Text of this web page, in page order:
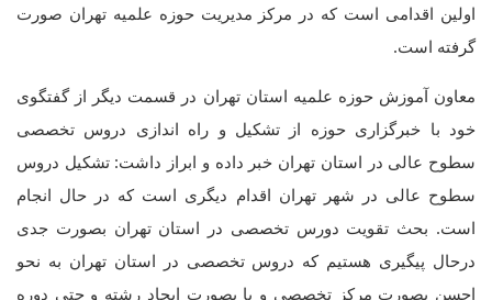
اولین اقدامی است که در مرکز مدیریت حوزه علمیه تهران صورت
گرفته است.
معاون آموزش حوزه علمیه استان تهران در قسمت دیگر از گفتگوی
خود با خبرگزاری حوزه از تشکیل و راه اندازی دروس تخصصی
سطوح عالی در استان تهران خبر داده و ابراز داشت: تشکیل دروس
سطوح عالی در شهر تهران اقدام دیگری است که در حال انجام
است. بحث تقویت دورس تخصصی در استان تهران بصورت جدی
درحال پیگیری هستیم که دروس تخصصی در استان تهران به نحو
احسن بصورت مرکز تخصصی و یا بصورت ایجاد رشته و حتی دوره